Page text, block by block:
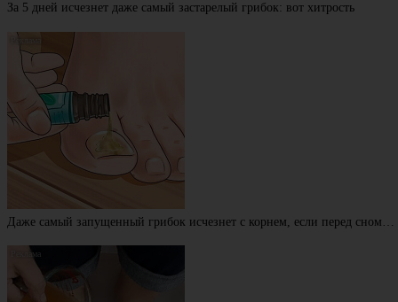
За 5 дней исчезнет даже самый застарелый грибок: вот хитрость
Даже самый запущенный грибок исчезнет с корнем, если перед сном…